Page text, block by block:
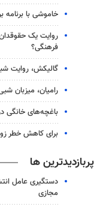
خاموشی با برنامه
روایت یک حقوقدان
فرهنگی؟
گالیکش، روایت
رامیان، میزبان
باغچه‌های خانگی
برای کاهش خطر
پربازدیدترین ها
دستگیری عامل
مجازی